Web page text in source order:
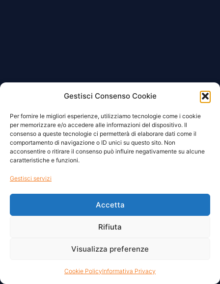
Gestisci Consenso Cookie
Per fornire le migliori esperienze, utilizziamo tecnologie come i cookie
per memorizzare e/o accedere alle informazioni del dispositivo. Il
consenso a queste tecnologie ci permetterà di elaborare dati come il
comportamento di navigazione o ID unici su questo sito. Non
acconsentire o ritirare il consenso può influire negativamente su alcune
caratteristiche e funzioni.
Gestisci servizi
Accetta
Rifiuta
Visualizza preferenze
Cookie PolicyInformativa Privacy